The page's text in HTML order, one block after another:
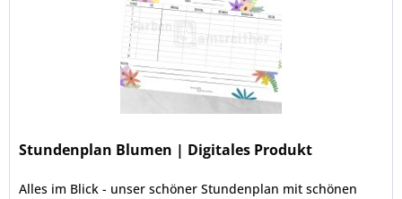
Stundenplan Blumen | Digitales Produkt
Alles im Blick - unser schöner Stundenplan mit schönen